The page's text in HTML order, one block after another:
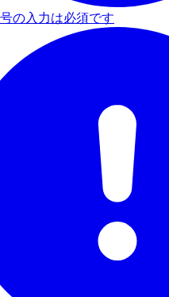
の入力は必須です